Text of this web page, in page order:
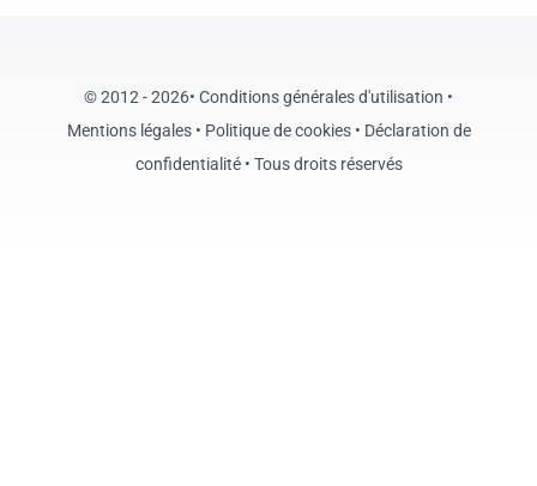
Contactez Dental
© 2012 - 2026• Conditions générales d'utilisation •
Mentions légales• Politique de cookies• Déclaration de
confidentialité• Tous droits réservés